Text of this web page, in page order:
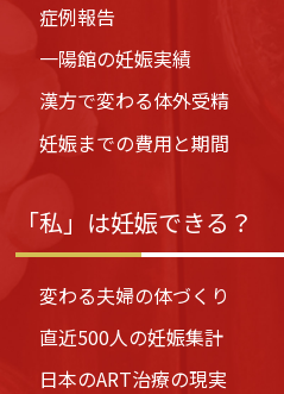
症例報告
一陽館の妊娠実績
漢方で変わる体外受精
妊娠までの費用と期間
「私」は妊娠できる？
変わる夫婦の体づくり
直近500人の妊娠集計
日本のART治療の現実